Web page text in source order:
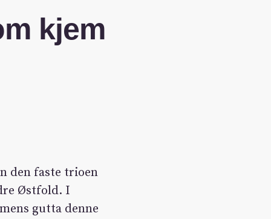
kjem
den faste trioen
Østfold. I
gutta denne